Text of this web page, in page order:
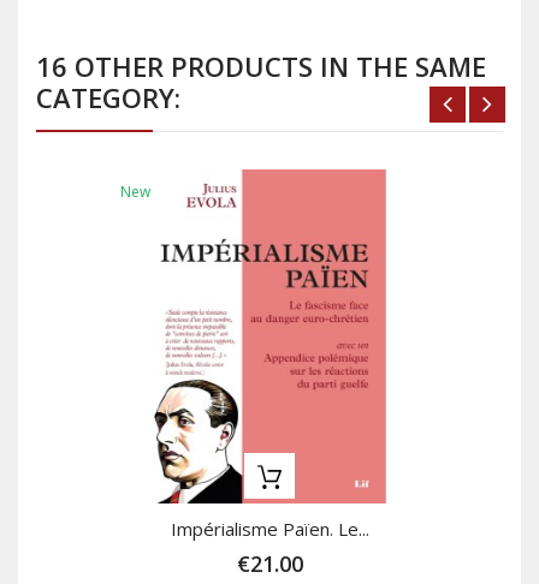
16 OTHER PRODUCTS IN THE SAME
CATEGORY:
New
Impérialisme Païen. Le...
€21.00